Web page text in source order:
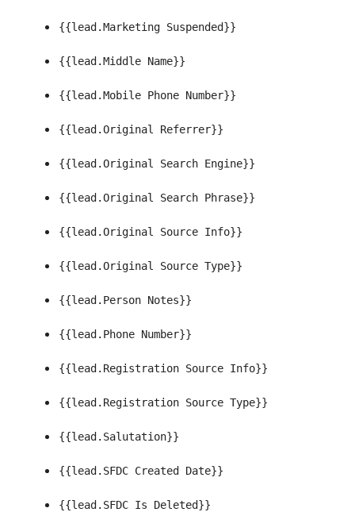
{{lead.Marketing Suspended}}
{{lead.Middle Name}}
{{lead.Mobile Phone Number}}
{{lead.Original Referrer}}
{{lead.Original Search Engine}}
{{lead.Original Search Phrase}}
{{lead.Original Source Info}}
{{lead.Original Source Type}}
{{lead.Person Notes}}
{{lead.Phone Number}}
{{lead.Registration Source Info}}
{{lead.Registration Source Type}}
{{lead.Salutation}}
{{lead.SFDC Created Date}}
{{lead.SFDC Is Deleted}}